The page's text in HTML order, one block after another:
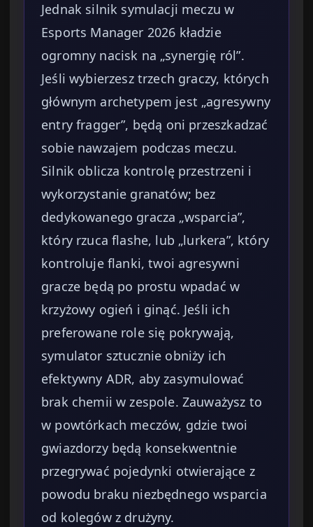
Jednak silnik symulacji meczu w
Esports Manager 2026 kładzie
ogromny nacisk na „synergię ról”.
Jeśli wybierzesz trzech graczy, których
głównym archetypem jest „agresywny
entry fragger”, będą oni przeszkadzać
sobie nawzajem podczas meczu.
Silnik oblicza kontrolę przestrzeni i
wykorzystanie granatów; bez
dedykowanego gracza „wsparcia”,
który rzuca flashe, lub „lurkera”, który
kontroluje flanki, twoi agresywni
gracze będą po prostu wpadać w
krzyżowy ogień i ginąć. Jeśli ich
preferowane role się pokrywają,
symulator sztucznie obniży ich
efektywny ADR, aby zasymulować
brak chemii w zespole. Zauważysz to
w powtórkach meczów, gdzie twoi
gwiazdorzy będą konsekwentnie
przegrywać pojedynki otwierające z
powodu braku niezbędnego wsparcia
od kolegów z drużyny.